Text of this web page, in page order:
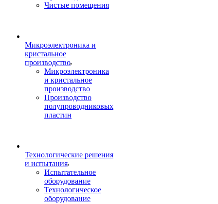
Чистые помещения
Микроэлектроника и
кристальное
производство
Микроэлектроника
и кристальное
производство
Производство
полупроводниковых
пластин
Технологические решения
и испытания
Испытательное
оборудование
Технологическое
оборудование